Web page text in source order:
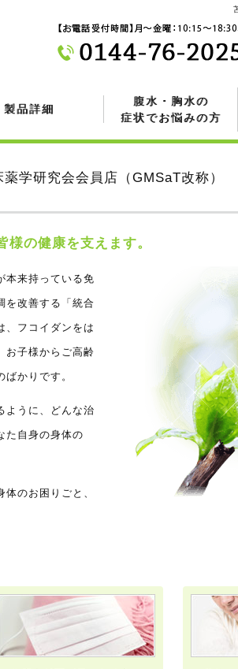
製品詳細
腹水・胸水の
症状でお悩みの方
学研究会会員店（GMSaT改称）
の健康を支えます。
本来持っている免
を改善する「統合
、フコイダンをは
お子様からご高齢
かりです。
ように、どんな治
た自身の身体の
のお困りごと、